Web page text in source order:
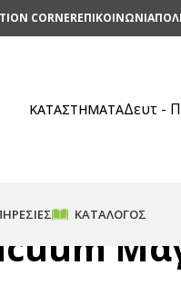
CORNERΕΠΙΚΟΙΝΩΝΙΑ
ΚΑΤΑΣΤΗΜΑΤΑΔευτ -
ΚΑΤΆΛΟΓΟΣ